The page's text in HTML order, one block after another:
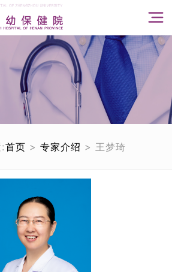
首页 > 专家介绍 > 王梦琦